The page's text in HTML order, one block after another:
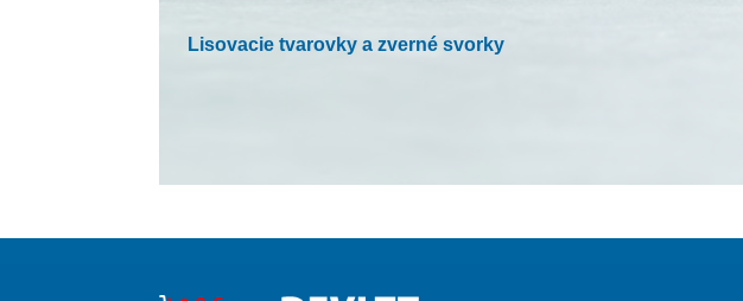
Lisovacie tvarovky a zverné svorky